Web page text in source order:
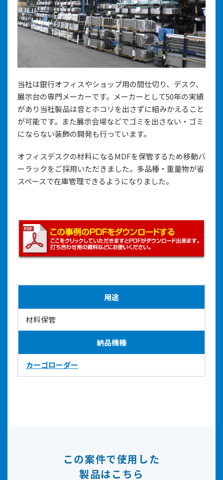
当社は銀行オフィスやショップ用の間仕切り、デスク、
展示台の専門メーカーです。メーカーとして50年の実績
があり当社製品は音とホコリを出さずに組みかえること
が可能です。また展示会場などでゴミを出さない・ゴミ
にならない装飾の開発も行っています。
オフィスデスクの材料になるMDFを保管するため移動バ
ーラックをご採用いただきました。多品種・重量物が省
スペースで在庫管理できるようになりました。
用途
材料保管
納品機種
カーゴローダー
この案件で使用した
製品はこちら